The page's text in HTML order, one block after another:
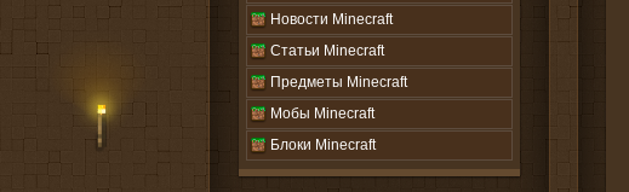
Новости Minecraft
Статьи Minecraft
Предметы Minecraft
Мобы Minecraft
Блоки Minecraft